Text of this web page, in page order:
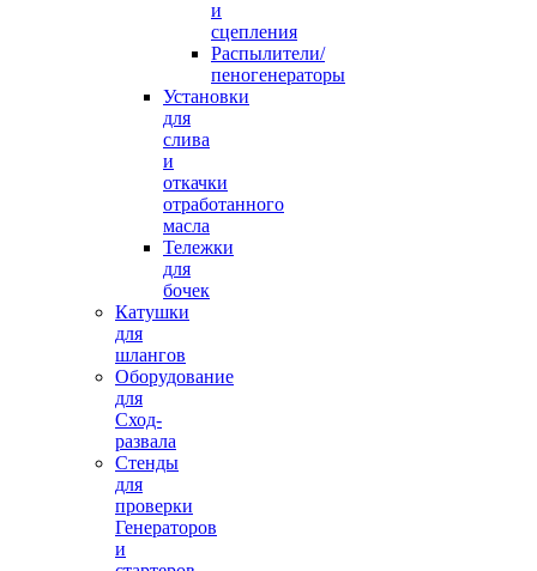
и
сцепления
Распылители/
пеногенераторы
Установки
для
слива
и
откачки
отработанного
масла
Тележки
для
бочек
Катушки
для
шлангов
Оборудование
для
Сход-
развала
Стенды
для
проверки
Генераторов
и